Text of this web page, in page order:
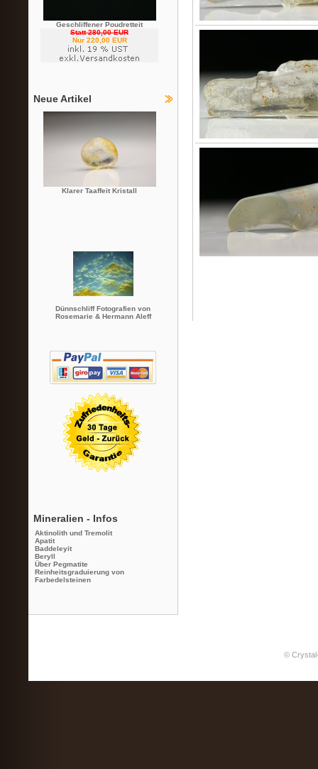
Geschliffener Poudretteit
Statt 280,00 EUR
Nur 220,00 EUR
Neue Artikel
Klarer Taaffeit Kristall
Dünnschliff Fotografien von
Rosemarie & Hermann Aleff
Mineralien - Infos
Aktinolith und Tremolit
Apatit
Baddeleyit
Beryll
Über Pegmatite
Reinheitsgraduierung von
Farbedelsteinen
©